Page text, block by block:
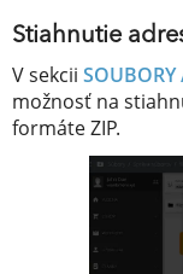
Stiahnutie
V sekcii SOUBORY
možnosť na
formáte ZIP.